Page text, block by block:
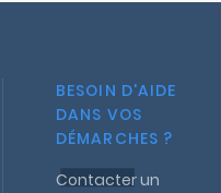
BESOIN D'AIDE
DANS VOS
DÉMARCHES ?
Contacter un